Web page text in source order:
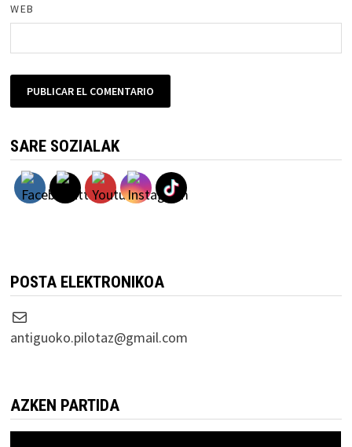
WEB
SARE SOZIALAK
POSTA ELEKTRONIKOA
Correo electrónico
antiguoko.pilotaz@gmail.com
AZKEN PARTIDA